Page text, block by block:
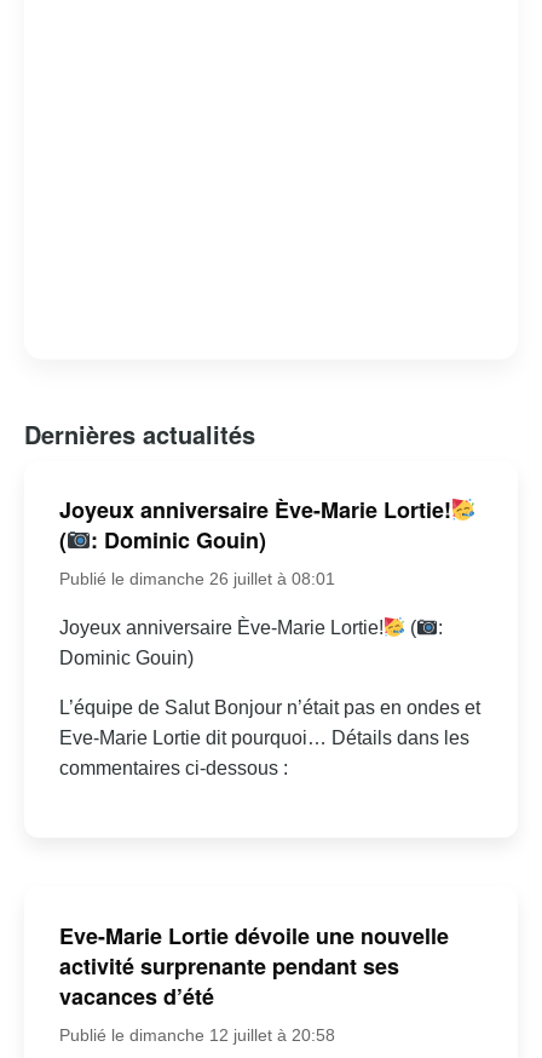
Dernières actualités
Joyeux anniversaire Ève-Marie Lortie!
(
: Dominic Gouin)
Publié le dimanche 26 juillet à 08:01
Joyeux anniversaire Ève-Marie Lortie! (
:
Dominic Gouin)
L’équipe de Salut Bonjour n’était pas en ondes et
Eve-Marie Lortie dit pourquoi… Détails dans les
commentaires ci-dessous :
Eve-Marie Lortie dévoile une nouvelle
activité surprenante pendant ses
vacances d’été
Publié le dimanche 12 juillet à 20:58